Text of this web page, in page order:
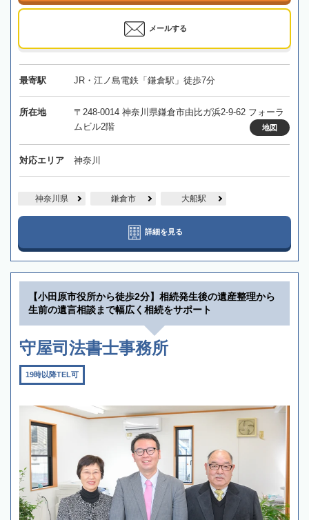
メールする
最寄駅 JR・江ノ島電鉄「鎌倉駅」徒歩7分
所在地
〒248-0014 神奈川県鎌倉市由比ガ浜2-9-62 フォーラ
ムビル2階
地図
対応エリア 神奈川
神奈川県 鎌倉市 大船駅
詳細を見る
【小田原市役所から徒歩2分】相続発生後の遺産整理から
生前の遺言相談まで幅広く相続をサポート
守屋司法書士事務所
19時以降TEL可